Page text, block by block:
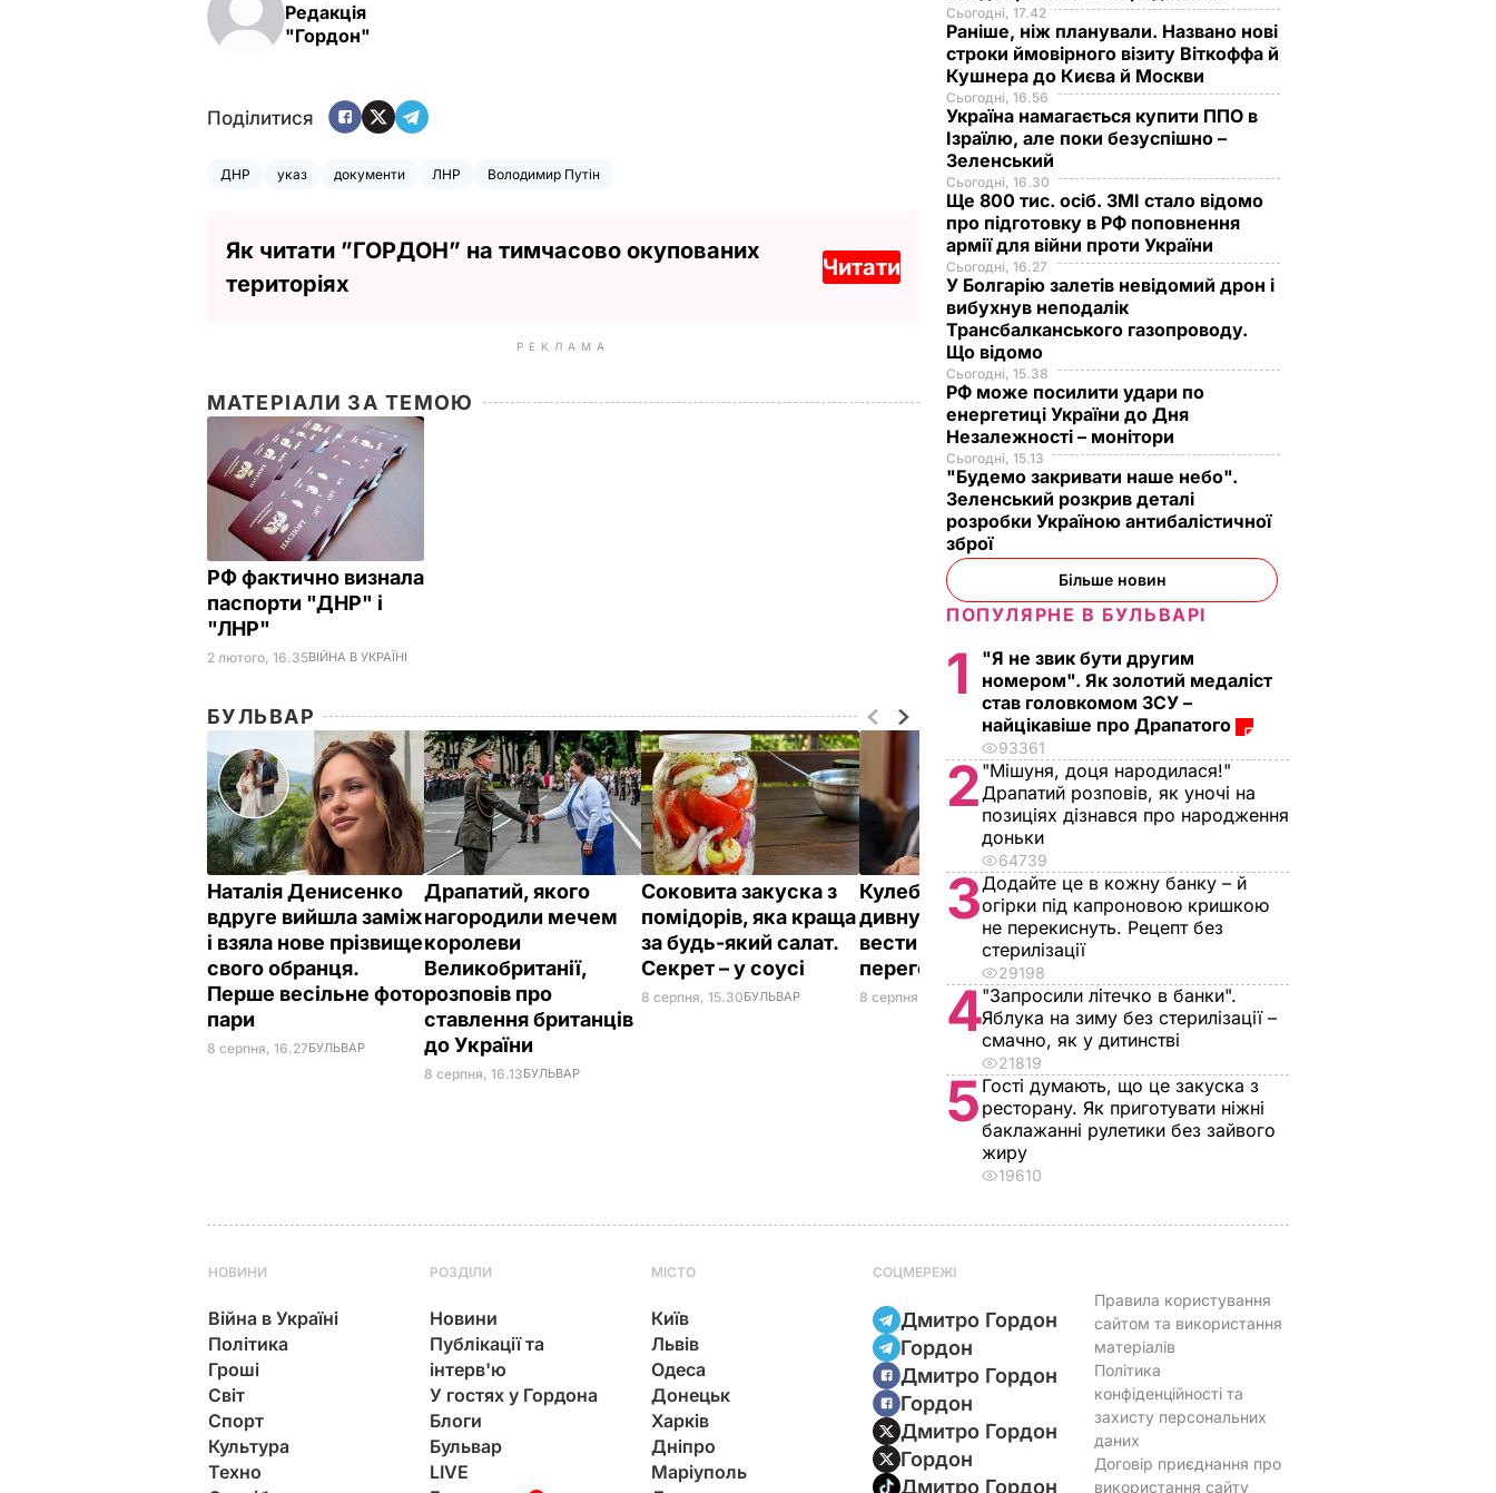
Редакція
"Гордон"
Поділитися
ДНР указ документи ЛНР Володимир Путін
Як читати ”ГОРДОН” на тимчасово окупованих
територіях
Читати
РЕКЛАМА
МАТЕРІАЛИ ЗА ТЕМОЮ
РФ фактично визнала
паспорти "ДНР" і
"ЛНР"
2 лютого, 16.35ВІЙНА В УКРАЇНІ
БУЛЬВАР
Наталія Денисенко
вдруге вийшла заміж
і взяла нове прізвище
свого обранця.
Перше весільне фото
пари
8 серпня, 16.27БУЛЬВАР
Драпатий, якого
нагородили мечем
королеви
Великобританії,
розповів про
ставлення британців
до України
8 серпня, 16.13БУЛЬВАР
Соковита закуска з
помідорів, яка краща
за будь-який салат.
Секрет – у соусі
8 серпня, 15.30БУЛЬВАР
Кулеба розповів про
дивну манеру Путіна
вести телефонні
переговори
8 серпня, 10.25СВІТ
Кулеба пояснив,
чому Трамп
насправді
костюма
Зеленського
8 серпня, 07.07
Сьогодні, 17.42
Раніше, ніж планували. Названо нові
строки ймовірного візиту Віткоффа й
Кушнера до Києва й Москви
Сьогодні, 16.56
Україна намагається купити ППО в
Ізраїлю, але поки безуспішно –
Зеленський
Сьогодні, 16.30
Ще 800 тис. осіб. ЗМІ стало відомо
про підготовку в РФ поповнення
армії для війни проти України
Сьогодні, 16.27
У Болгарію залетів невідомий дрон і
вибухнув неподалік
Трансбалканського газопроводу.
Що відомо
Сьогодні, 15.38
РФ може посилити удари по
енергетиці України до Дня
Незалежності – монітори
Сьогодні, 15.13
"Будемо закривати наше небо".
Зеленський розкрив деталі
розробки Україною антибалістичної
зброї
Більше новин
ПОПУЛЯРНЕ В БУЛЬВАРІ
1
"Я не звик бути другим
номером". Як золотий медаліст
став головкомом ЗСУ –
найцікавіше про Драпатого
93361
2 "Мішуня, доця народилася!"
Драпатий розповів, як уночі на
позиціях дізнався про народження
доньки
64739
3Додайте це в кожну банку – й
огірки під капроновою кришкою
не перекиснуть. Рецепт без
стерилізації
29198
4"Запросили літечко в банки".
Яблука на зиму без стерилізації –
смачно, як у дитинстві
21819
5 Гості думають, що це закуска з
ресторану. Як приготувати ніжні
баклажанні рулетики без зайвого
жиру
19610
НОВИНИ
Війна в Україні
Політика
Гроші
Світ
Спорт
Культура
Техно
РОЗДІЛИ
Новини
Публікації та
інтерв'ю
У гостях у Гордона
Блоги
Бульвар
LIVE
МІСТО
Київ
Львів
Одеса
Донецьк
Харків
Дніпро
Маріуполь
СОЦМЕРЕЖІ
Дмитро Гордон
Гордон
Дмитро Гордон
Гордон
Дмитро Гордон
Гордон
Дмитро Гордон
Правила користування
сайтом та використання
матеріалів
Політика
конфіденційності та
захисту персональних
даних
Договір приєднання про
використання сайту